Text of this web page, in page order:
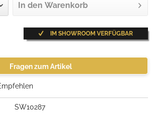
In den Warenkorb
IM SHOWROOM VERFÜGBAR
Fragen zum Artikel
SW10287